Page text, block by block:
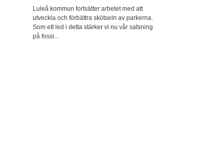
Luleå kommun fortsätter arbetet med att
utveckla och förbättra skötseln av parkerna.
Som ett led i detta stärker vi nu vår satsning
på fossi...